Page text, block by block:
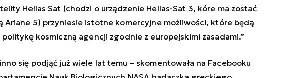
Hellas Sat (chodzi o urządzenie Hellas-Sat 3, kóre ma zostać
Ariane 5) przyniesie istotne komercyjne możliwości, które będą
kosmiczną agencji zgodnie z europejskimi zasadami.”
się podjąć już wiele lat temu – skomentowała na Facebooku